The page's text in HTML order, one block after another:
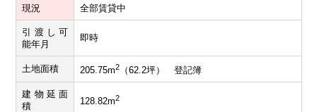
現況 全部賃貸中
引渡し可
能年月
即時
土地面積 205.75m2 （62.2坪） 登記簿
建物延面
積
128.82m2